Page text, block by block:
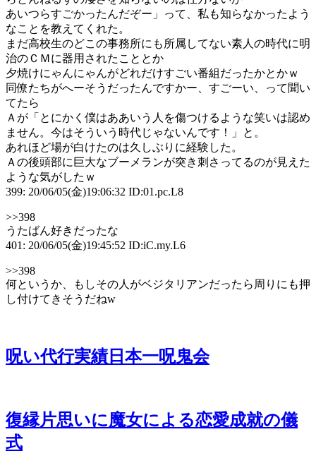
あいつらすごかったんだぞー」って、私も知らなかったよう
なことを教えてくれた。
まだ高校生のどこの事務所にも所属してない素人の時代に明
治のＣＭに器用されたこととか
夕焼けにゃんにゃんがどれだけすごい番組だったかとかｗ
同僚たちがへーそうだったんですかー、すごーい、って聞い
てたら
Ａが「とにかく僕はああいう人を傷つけるような笑いは認め
ません。今はそういう時代じゃないんです！」と。
あれほど場が白けたのは久しぶりに経験した。
Ａの後頭部に巨大なブーメランが突き刺さってるのが見えた
ような気がしたｗ
399: 20/06/05(金)19:06:32 ID:01.pc.L8
>>398
うたばん好きだったな
401: 20/06/05(金)19:45:52 ID:iC.my.L6
>>398
何というか、もしその人がベジタリアンだったら周りにも押
し付けてきそうだねw
呪い代行実績日本一呪鬼会
復縁片思いに魔女による恋愛成就の儀
式